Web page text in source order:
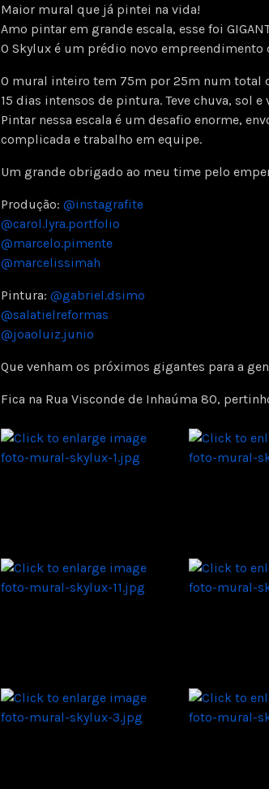
Maior mural que já pintei na vida!
Amo pintar em grande escala, esse foi
O Skylux é um prédio novo empreendimento
O mural inteiro tem 75m por 25m num total
15 dias intensos de pintura. Teve chuva, sol
Pintar nessa escala é um desafio enorme,
complicada e trabalho em equipe.
Um grande obrigado ao meu time pelo
Produção: @instagrafite
@carol.lyra.portfolio
@marcelo.pimente
@marcelissimah
Pintura: @gabriel.dsimo
@salatielreformas
@joaoluiz.junio
Que venham os próximos gigantes para a
Fica na Rua Visconde de Inhaúma 80,